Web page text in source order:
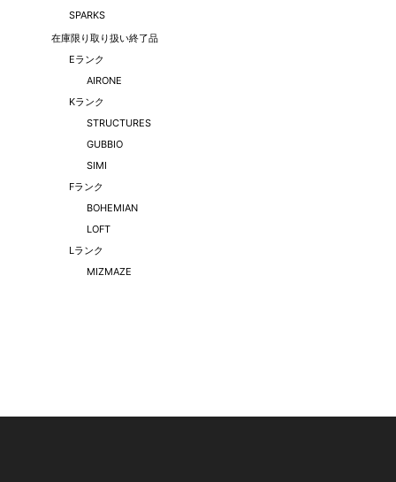
SPARKS
在庫限り取り扱い終了品
Eランク
AIRONE
Kランク
STRUCTURES
GUBBIO
SIMI
Fランク
BOHEMIAN
LOFT
Lランク
MIZMAZE